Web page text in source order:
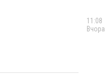
11:08
Вчора